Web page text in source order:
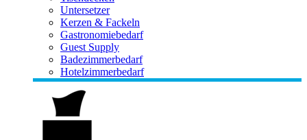
Untersetzer
Kerzen & Fackeln
Gastronomiebedarf
Guest Supply
Badezimmerbedarf
Hotelzimmerbedarf